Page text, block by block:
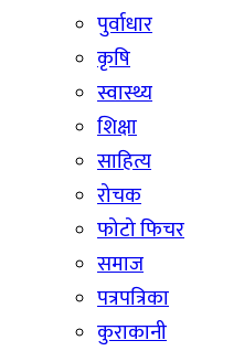
पुर्वाधार
कृषि
स्वास्थ्य
शिक्षा
साहित्य
रोचक
फोटो फिचर
समाज
पत्रपत्रिका
कुराकानी